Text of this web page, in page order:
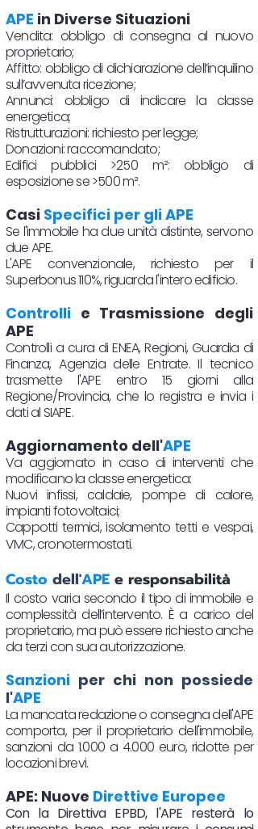
APE in Diverse Situazioni
Vendita: obbligo di consegna al nuovo
proprietario;
Affitto: obbligo di dichiarazione dell’inquilino
sull’avvenuta ricezione;
Annunci: obbligo di indicare la classe
energetica;
Ristrutturazioni: richiesto per legge;
Donazioni: raccomandato;
Edifici pubblici >250 m²: obbligo di
esposizione se >500 m².
Casi Specifici per gli APE
Se l'immobile ha due unità distinte, servono
due APE.
L'APE convenzionale, richiesto per il
Superbonus 110%, riguarda l'intero edificio.
Controlli e Trasmissione degli
APE
Controlli a cura di ENEA, Regioni, Guardia di
Finanza, Agenzia delle Entrate. Il tecnico
trasmette l'APE entro 15 giorni alla
Regione/Provincia, che lo registra e invia i
dati al SIAPE.
Aggiornamento dell'APE
Va aggiornato in caso di interventi che
modificano la classe energetica:
Nuovi infissi, caldaie, pompe di calore,
impianti fotovoltaici;
Cappotti termici, isolamento tetti e vespai,
VMC, cronotermostati.​
Costo dell'APE e responsabilità
Il costo varia secondo il tipo di immobile e
complessità dell’intervento. È a carico del
proprietario, ma può essere richiesto anche
da terzi con sua autorizzazione.
Sanzioni per chi non possiede
l'APE
La mancata redazione o consegna dell'APE
comporta, per il proprietario dell'immobile,
sanzioni da 1.000 a 4.000 euro, ridotte per
locazioni brevi.
APE: Nuove Direttive Europee
Con la Direttiva EPBD, l'APE resterà lo